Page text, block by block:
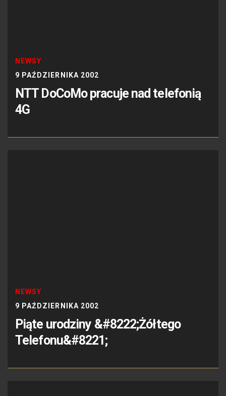
NEWSY
9 PAŹDZIERNIKA 2002
NTT DoCoMo pracuje nad telefonią
4G
NEWSY
9 PAŹDZIERNIKA 2002
Piąte urodziny &#8222;Żółtego
Telefonu&#8221;